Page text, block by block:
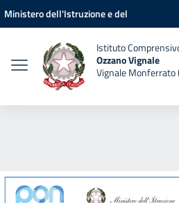
Vai ai contenuti
Vai al menu di navigazione
Vai al footer
Ministero dell'Istruzione e del
Istituto
Ozzano Vignale
Vignale Monferrato